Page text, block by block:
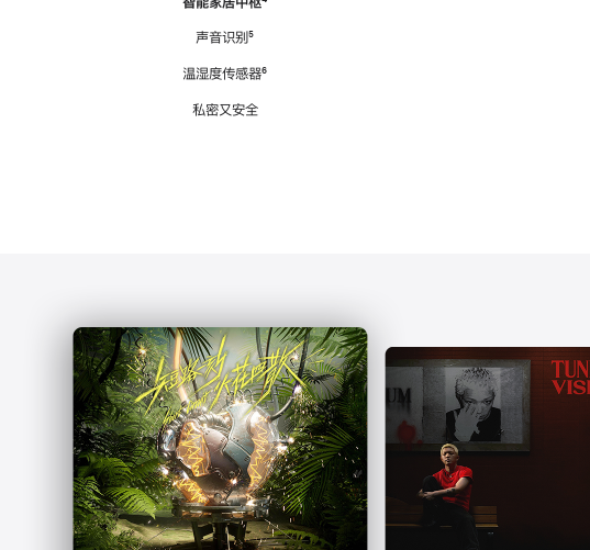
声音识别脚
⁵
温湿度传感器脚
⁶
私密又安全